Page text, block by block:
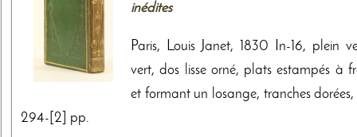
inédites
Paris, Louis Janet, 1830 In-16, plein
vert, dos lisse orné, plats estampés à
et formant un losange, tranches dorées,
294-[2] pp.